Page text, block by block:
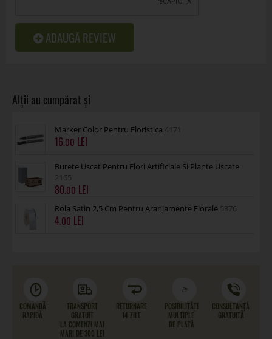
ADAUGĂ REVIEW
Marker Color Pentru Floristica 4171
16.00
Burete Uscat Pentru Flori Artificiale Si Plante Uscate
2165
80.00
Rola Satin 2,5 Cm Pentru Aranjamente Florale 5376
4.00
COMANDĂ
RAPIDĂ
TRANSPORT
GRATUIT
LA COMENZI MAI
MARI DE 300 LEI
RETURNARE
14 ZILE
POSIBILITĂȚI
MULTIPLE
DE PLATĂ
CONSULTANȚĂ
GRATUITĂ